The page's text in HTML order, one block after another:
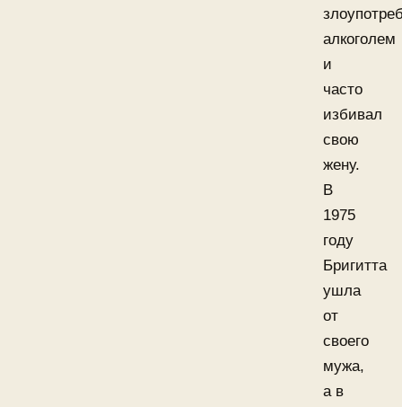
алкоголем
и
часто
избивал
свою
жену.
В
1975
году
Бригитта
ушла
от
своего
мужа,
а в